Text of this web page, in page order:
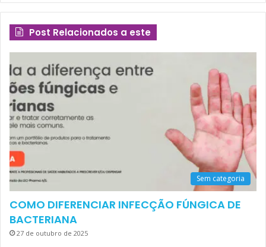
Post Relacionados a este
Sem categoria
COMO DIFERENCIAR INFECÇÃO FÚNGICA DE
BACTERIANA
27 de outubro de 2025